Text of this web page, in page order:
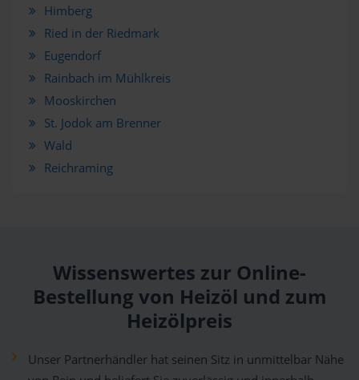
Himberg
Ried in der Riedmark
Eugendorf
Rainbach im Mühlkreis
Mooskirchen
St. Jodok am Brenner
Wald
Reichraming
Wissenswertes zur Online-
Bestellung von Heizöl und zum
Heizölpreis
Unser Partnerhändler hat seinen Sitz in unmittelbar Nähe